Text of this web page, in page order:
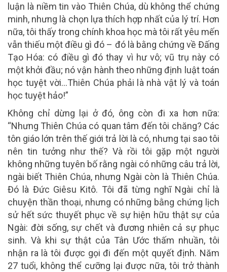
luận là niềm tin vào Thiên Chúa, dù không thể chứng
minh, nhưng là chọn lựa thích hợp nhất của lý trí. Hơn
nữa, tôi thấy trong chính khoa học mà tôi rất yêu mến
vẫn thiếu một điều gì đó – đó là bằng chứng về Đấng
Tạo Hóa: có điều gì đó thay vì hư vô; vũ trụ này có
một khởi đầu; nó vận hành theo những định luật toán
học tuyệt vời…Thiên Chúa phải là nhà vật lý và toán
học tuyệt hảo!”
Không chỉ dừng lại ở đó, ông còn đi xa hơn nữa:
“Nhưng Thiên Chúa có quan tâm đến tôi chăng? Các
tôn giáo lớn trên thế giới trả lời là có, nhưng tại sao tôi
nên tin tưởng như thế? Và rồi tôi gặp một người
không những tuyên bố rằng ngài có những câu trả lời,
ngài biết Thiên Chúa, nhưng Ngài còn là Thiên Chúa.
Đó là Đức Giêsu Kitô. Tôi đã từng nghĩ Ngài chỉ là
chuyện thần thoại, nhưng có những bằng chứng lịch
sử hết sức thuyết phục về sự hiện hữu thật sự của
Ngài: đời sống, sự chết và đương nhiên cả sự phục
sinh. Và khi sự thật của Tân Ước thấm nhuần, tôi
nhận ra là tôi được gọi đi đến một quyết định. Năm
27 tuổi, không thể cưỡng lại được nữa, tôi trở thành